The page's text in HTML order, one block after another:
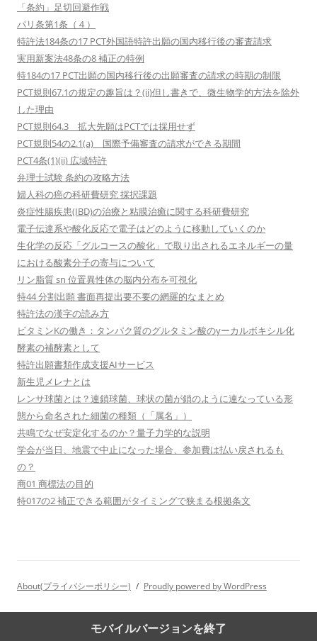
「条約」足切回避作戦
パリ条第1条（４）
特許法184条の17 PCT外国語特許出願の国内移行後の審査請求
実用新案法48条の8 補正の特例
特184の17 PCT出願の国内移行後の出願審査の請求の時期の制限
PCT規則67.1の規定の趣旨は？(ii)但し書きで、微生物学的方法を除外
した理由
PCT規則64.3 拡大先願はPCTでは採用せず
PCT規則54の2.1(a) 国際予備審査の請求ができる期間
PCT4条(1)(ii) 広域特許
弁理士試験 条約の攻略方法
婦人科の癌の科研費研究 採択課題
炎症性腸疾患(IBD)の治療と粘膜治癒に関する科研費研究
電子伝達系や酸化反応で電子はどのように移動していくのか
生化学の反応「グルコースの酸化」で取り出されるエネルギーの量
における酸素分子の寄与について
リン脂質 sn 位置異性体の脳内分布を可視化
特44 分割出願 書面再提出要不要の網羅的なまとめ
特許法の漢字の読み方
ビタミンKの働き：タンパク質のグルタミン酸のγーカルボキシル化
酵素の補酵素として
特許出願書類作成支援AIサービス
新生児メレナとは
レンサ球菌とは？連鎖球菌、球状の菌が鎖のように連なっている形
態から命名された細菌の種類（「属名」）
共鳴でなぜ安定化するのか？量子力学的な説明
学会が当日、地震で中止になった場合、参加費は払い戻されるも
の？
商01 商標法の目的
特017の2 補正できる範囲がタイミングで狭まる根拠条文
About(プライバシーポリシー) Proudly powered by WordPress
モバイルバージョンを終了